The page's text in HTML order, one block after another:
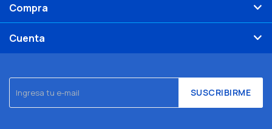
SUSCRIBIRME
Compra
Cuenta